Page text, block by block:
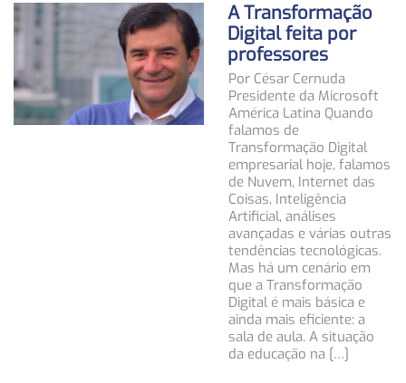
A Transformação
Digital feita por
professores
Por César Cernuda
Presidente da Microsoft
América Latina Quando
falamos de
Transformação Digital
empresarial hoje, falamos
de Nuvem, Internet das
Coisas, Inteligência
Artificial, análises
avançadas e várias outras
tendências tecnológicas.
Mas há um cenário em
que a Transformação
Digital é mais básica e
ainda mais eficiente: a
sala de aula. A situação
da educação na […]